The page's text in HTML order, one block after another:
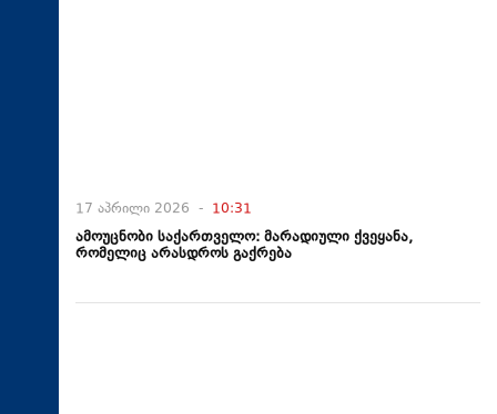
17 აპრილი 2026 - 10:31
ამოუცნობი საქართველო: მარადიული ქვეყანა,
რომელიც არასდროს გაქრება